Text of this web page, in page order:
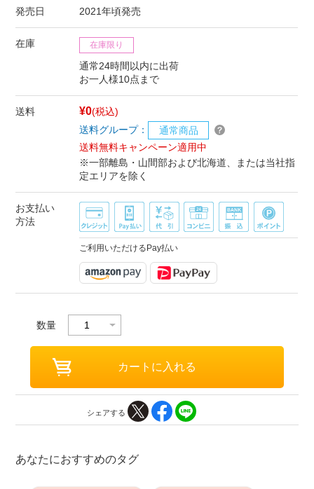
発売日 2021年頃発売
在庫 在庫限り
通常24時間以内に出荷
お一人様10点まで
送料 ¥0(税込)
送料グループ：
通常商品
送料無料キャンペーン適用中
※一部離島・山間部および北海道、または当社指
定エリアを除く
お支払い
方法
ご利用いただけるPay払い
数量
シェアする
あなたにおすすめのタグ